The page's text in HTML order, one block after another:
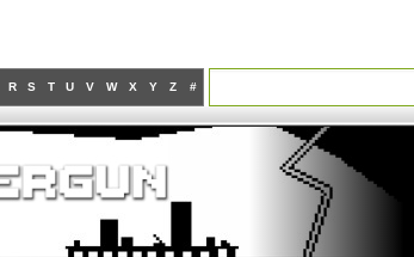
R S T U V W X Y Z #